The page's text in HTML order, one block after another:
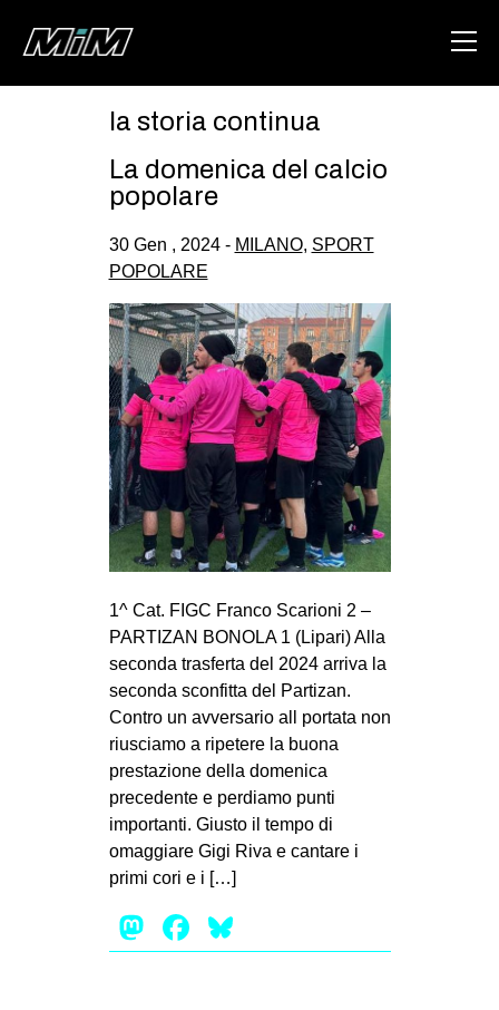
AREA
DEGENERAZIONE
GAZA FREESTYLE
CSOA LAMBRETTA
MSM
STUDENTI TSUNAMI
ZAM
MILANO
MOBILITAZIONI
SPORT POPOLARE
MOVIMENTI
AMBIENTE
ANTIFASCISMO
GENERI
MIGRAZIONI
REPRESSIONE
la storia continua
La domenica del calcio
popolare
30 Gen , 2024 - MILANO, SPORT
POPOLARE
1^ Cat. FIGC Franco Scarioni 2 –
PARTIZAN BONOLA 1 (Lipari) Alla
seconda trasferta del 2024 arriva la
seconda sconfitta del Partizan.
Contro un avversario all portata non
riusciamo a ripetere la buona
prestazione della domenica
precedente e perdiamo punti
importanti. Giusto il tempo di
omaggiare Gigi Riva e cantare i
primi cori e i […]
Mastodon
Facebook